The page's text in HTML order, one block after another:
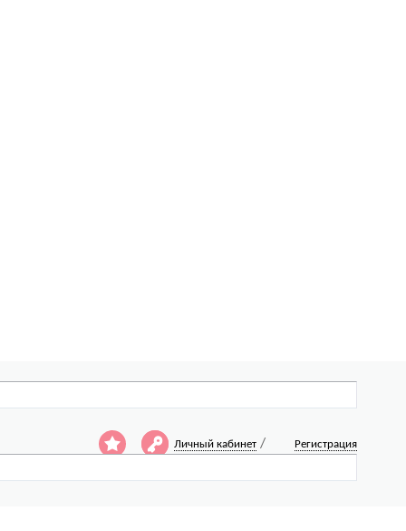
Личный кабинет / Регистрация